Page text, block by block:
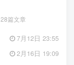
28篇文章
7月12日 23:55
2月16日 19:09
2月16日 19:10
11月27日 13:21